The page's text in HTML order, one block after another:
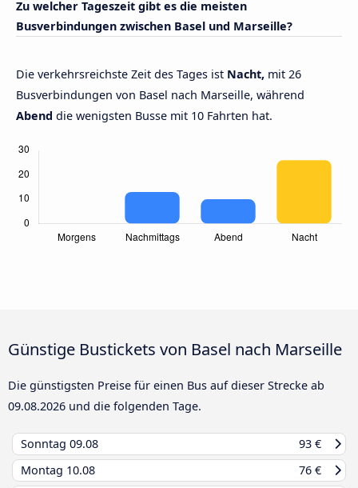
Zu welcher Tageszeit gibt es die meisten
Busverbindungen zwischen Basel und Marseille?
Die verkehrsreichste Zeit des Tages ist Nacht, mit 26
Busverbindungen von Basel nach Marseille, während
Abend die wenigsten Busse mit 10 Fahrten hat.
Günstige Bustickets von Basel nach Marseille
Die günstigsten Preise für einen Bus auf dieser Strecke ab
09.08.2026 und die folgenden Tage.
Sonntag 09.08
93 €
Montag 10.08
76 €